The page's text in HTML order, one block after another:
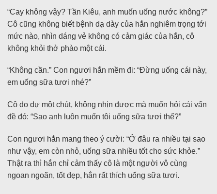
“Cay không vậy? Tần Kiêu, anh muốn uống nước không?”
Cô cũng không biết bệnh dạ dày của hắn nghiêm trọng tới
mức nào, nhìn dáng vẻ không có cảm giác của hắn, cô
không khỏi thở phào một cái.
“Không cần.” Con ngươi hắn mềm đi: “Đừng uống cái này,
em uống sữa tươi nhé?”
Cô do dự một chút, không nhịn được mà muốn hỏi cái vấn
đề đó: “Sao anh luôn muốn tôi uống sữa tươi thế?”
Con ngươi hắn mang theo ý cười: “Ở đâu ra nhiều tại sao
như vậy, em còn nhỏ, uống sữa nhiều tốt cho sức khỏe.”
Thật ra thì hắn chỉ cảm thấy cô là một người vô cùng
ngoan ngoãn, tốt đẹp, hẳn rất thích uống sữa tươi.